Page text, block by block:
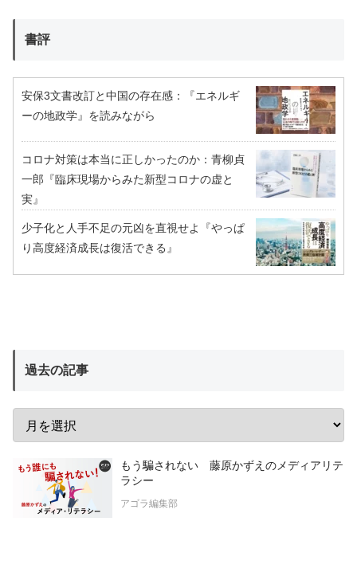
書評
安保3文書改訂と中国の存在感：『エネルギ
ーの地政学』を読みながら
コロナ対策は本当に正しかったのか：青柳貞
一郎『臨床現場からみた新型コロナの虚と
実』
少子化と人手不足の元凶を直視せよ『やっぱ
り高度経済成長は復活できる』
過去の記事
もう騙されない 藤原かずえのメディアリテ
ラシー
アゴラ編集部